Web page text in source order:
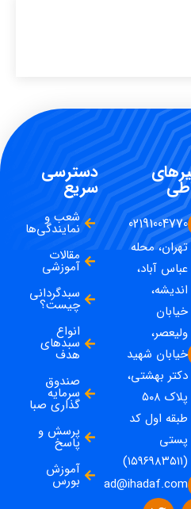
02191004770
تهران، محله
عباس آباد،
اندیشه،
خیابان
ولیعصر،
خیابان شهید
دکتر بهشتی،
پلاک ۵۰۸
طبقه اول کد
پستی
(۱۵۹۶۹۸۳۵۱۱)
ad@ihadaf.com
دسترسی
سریع
شعب و
نمایندگی‌ها
مقالات
آموزشی
سبدگردانی
چیست؟
انواع
سبدهای
هدف
صندوق
سرمایه
گذاری صبا
پرسش و
پاسخ
آموزش
بورس